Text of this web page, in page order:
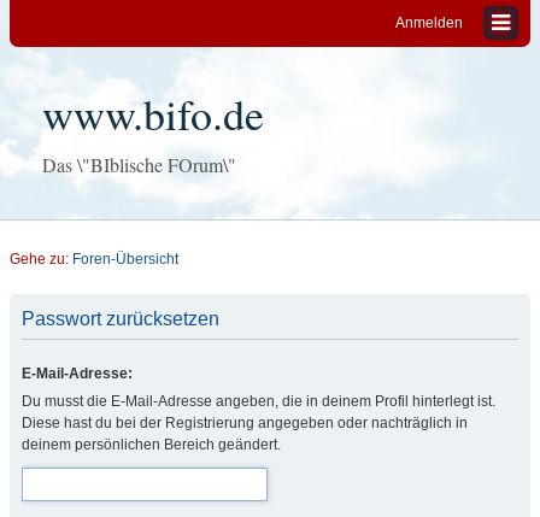
Anmelden
www.bifo.de
Das \"BIblische FOrum\"
Gehe zu: Foren-Übersicht
Passwort zurücksetzen
E-Mail-Adresse:
Du musst die E-Mail-Adresse angeben, die in deinem Profil hinterlegt ist.
Diese hast du bei der Registrierung angegeben oder nachträglich in
deinem persönlichen Bereich geändert.